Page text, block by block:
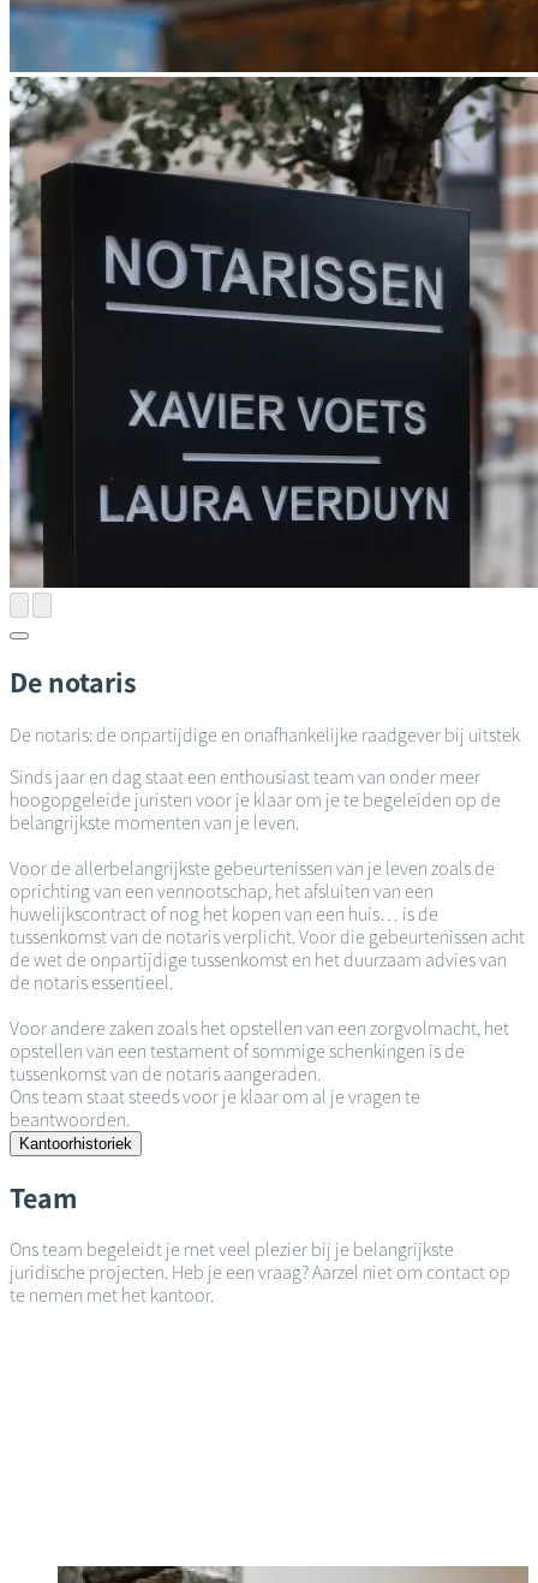
De notaris
De notaris: de onpartijdige en onafhankelijke raadgever bij uitstek
Sinds jaar en dag staat een enthousiast team van onder meer
hoogopgeleide juristen voor je klaar om je te begeleiden op de
belangrijkste momenten van je leven.
Voor de allerbelangrijkste gebeurtenissen van je leven zoals de
oprichting van een vennootschap, het afsluiten van een
huwelijkscontract of nog het kopen van een huis… is de
tussenkomst van de notaris verplicht. Voor die gebeurtenissen acht
de wet de onpartijdige tussenkomst en het duurzaam advies van
de notaris essentieel.
Voor andere zaken zoals het opstellen van een zorgvolmacht, het
opstellen van een testament of sommige schenkingen is de
tussenkomst van de notaris aangeraden.
Ons team staat steeds voor je klaar om al je vragen te
beantwoorden.
Kantoorhistoriek
Team
Ons team begeleidt je met veel plezier bij je belangrijkste
juridische projecten. Heb je een vraag? Aarzel niet om contact op
te nemen met het kantoor.